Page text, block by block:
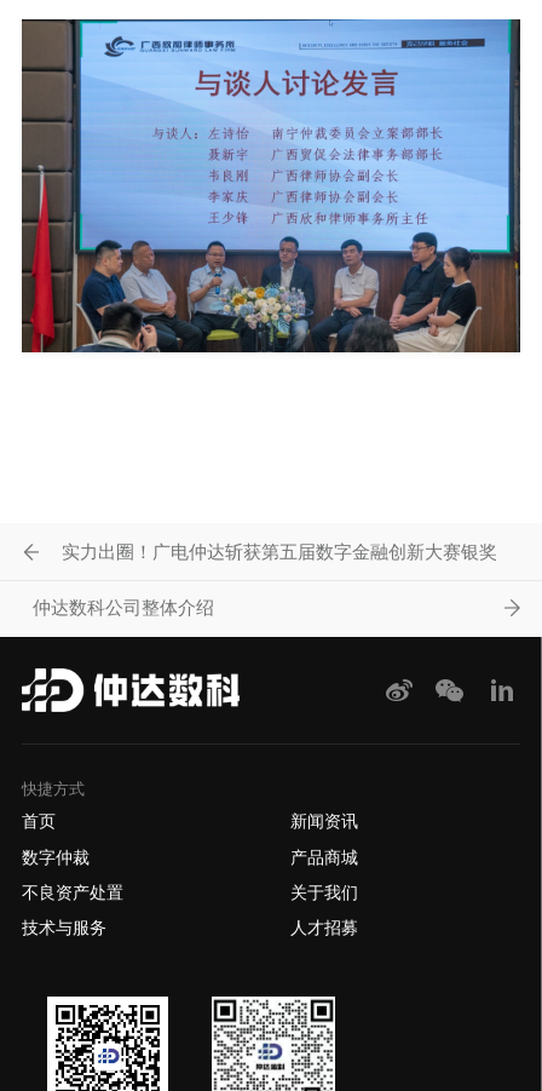
实力出圈！广电仲达斩获第五届数字金融创新大赛银奖
仲达数科公司整体介绍
快捷方式
首页
数字仲裁
不良资产处置
技术与服务
新闻资讯
产品商城
关于我们
人才招募